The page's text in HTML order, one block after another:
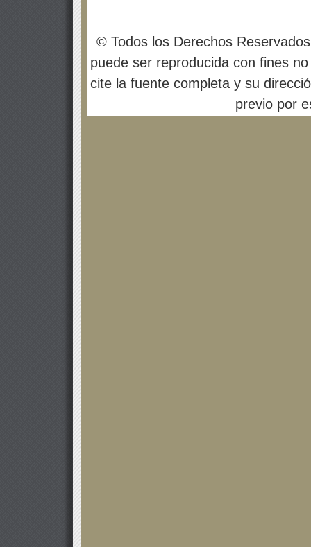
© Todos los Derechos
puede ser reproducida con fines
cite la fuente completa y su
previo por